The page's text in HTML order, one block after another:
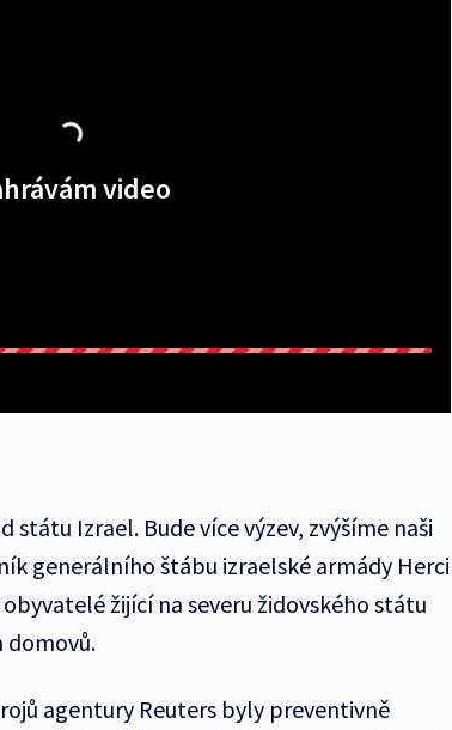
video
Izrael. Bude více výzev, zvýšíme naši
generálního štábu izraelské armády Herci
žijící na severu židovského státu
domovů.
agentury Reuters byly preventivně